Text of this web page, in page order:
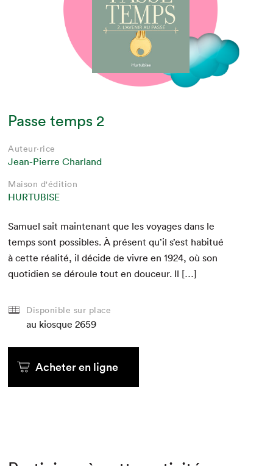
Passe temps 2
Auteur·rice
Jean-Pierre Charland
Maison d'édition
HURTUBISE
Samuel sait main­tenant que les voy­ages dans le
temps sont pos­si­bles. À présent qu’il s’est habitué
à cette réal­ité, il décide de vivre en1924, où son
quo­ti­di­en se déroule tout en douceur. Il […]
Disponible sur place
au kiosque 2659
Acheter en ligne